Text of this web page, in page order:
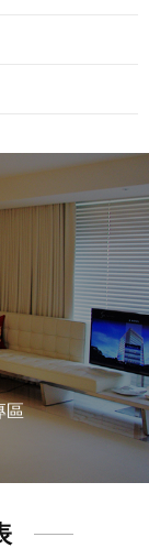
區